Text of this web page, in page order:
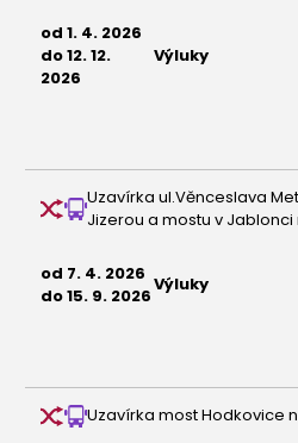
od 1. 4. 2026
do 12. 12.
2026
Výluky
Uzavírka ul.Věnceslava
Jizerou a mostu v
od 7. 4. 2026
do 15. 9. 2026Výluky
Uzavírka most Hodkovice